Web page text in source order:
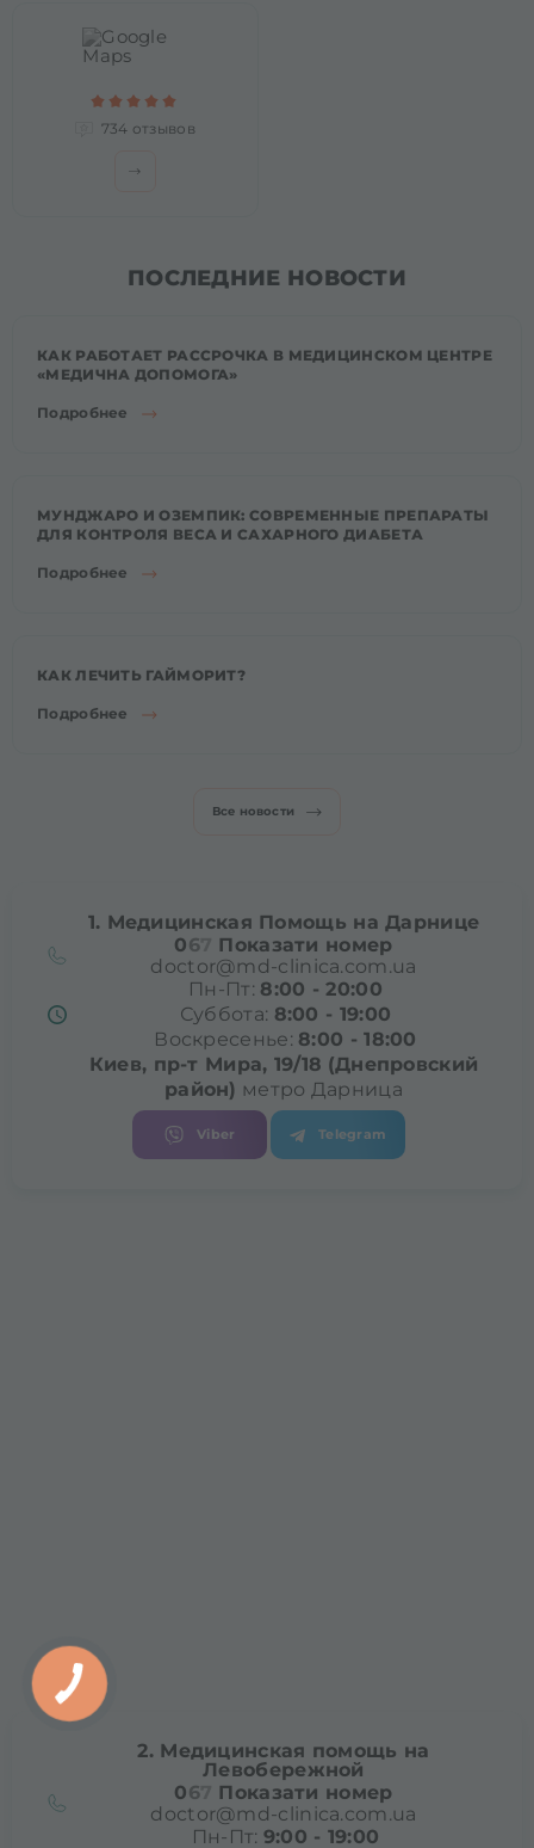
734 отзывов
ПОСЛЕДНИЕ НОВОСТИ
КАК РАБОТАЕТ РАССРОЧКА В МЕДИЦИНСКОМ ЦЕНТРЕ
«МЕДИЧНА ДОПОМОГА»
Подробнее
МУНДЖАРО И ОЗЕМПИК: СОВРЕМЕННЫЕ ПРЕПАРАТЫ
ДЛЯ КОНТРОЛЯ ВЕСА И САХАРНОГО ДИАБЕТА
Подробнее
КАК ЛЕЧИТЬ ГАЙМОРИТ?
Подробнее
Все новости
1. Медицинская Помощь на Дарнице
06
Показати номер
doctor@md-clinica.com.ua
Пн-Пт: 8:00 - 20:00
Суббота: 8:00 - 19:00
Воскресенье: 8:00 - 18:00
Киев, пр-т Мира, 19/18 (Днепровский
район) метро Дарница
Viber Telegram
2. Медицинская помощь на
Левобережной
06
Показати номер
doctor@md-clinica.com.ua
Пн-Пт: 9:00 - 19:00